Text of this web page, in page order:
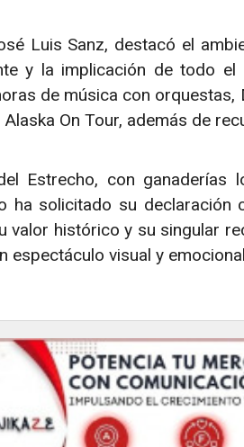
Luis Sanz, destacó el
y la implicación de todo
de música con
Alaska On Tour, además de
Estrecho, con
ha solicitado su
valor histórico y su singular
espectáculo visual y